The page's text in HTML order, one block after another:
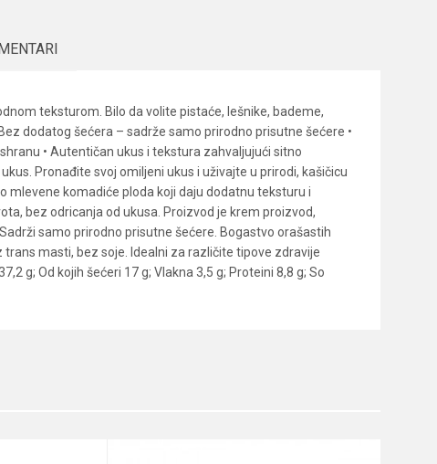
teksturom. Bilo da volite pistaće, lešnike, bademe,
dodatog šećera – sadrže samo prirodno prisutne šećere •
• Autentičan ukus i tekstura zahvaljujući sitno
Pronađite svoj omiljeni ukus i uživajte u prirodi, kašičicu
mlevene komadiće ploda koji daju dodatnu teksturu i
bez odricanja od ukusa. Proizvod je krem proizvod,
samo prirodno prisutne šećere. Bogastvo orašastih
masti, bez soje. Idealni za različite tipove zdravije
g; Od kojih šećeri 17 g; Vlakna 3,5 g; Proteini 8,8 g; So